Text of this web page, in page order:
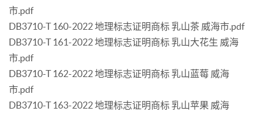
市.pdf
DB3710-T 160-2022 地理标志证明商标 乳山茶 威海市.pdf
DB3710-T 161-2022 地理标志证明商标 乳山大花生 威海
市.pdf
DB3710-T 162-2022 地理标志证明商标 乳山蓝莓 威海
市.pdf
DB3710-T 163-2022 地理标志证明商标 乳山苹果 威海